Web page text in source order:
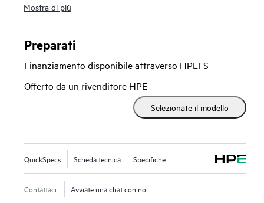
Class 1 Division 2 o ATEX Zone 2. Con funzionalità Wi-Fi 6,
velocità massima di trasmissione dati aggregata di 1,49 gb/s,
la serie 560EX offre la velocità e l'affidabilità necessarie per
portare il Wi-Fi in ambienti difficili.
Gli access point Wi-Fi 6 per esterni sono appositamente
realizzati per ambienti difficili e possono essere rapidamente
gestione per supervisionare reti LAN, WAN e VPN cablate e
wireless. La soluzione integra in modo nativo funzioni di
analisi basate sull'AI, orchestrazione e automazione end-to-
end e sicurezza avanzata. La serie 560EX include una
Mostra di più
Preparati
Finanziamento disponibile attraverso HPEFS
Offerto da un rivenditore HPE
Selezionate il modello
QuickSpecs Scheda tecnica Specifiche
Contattaci Avviate una chat con noi